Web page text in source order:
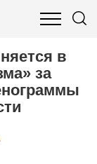
И ФИНАНСЫ
в
за